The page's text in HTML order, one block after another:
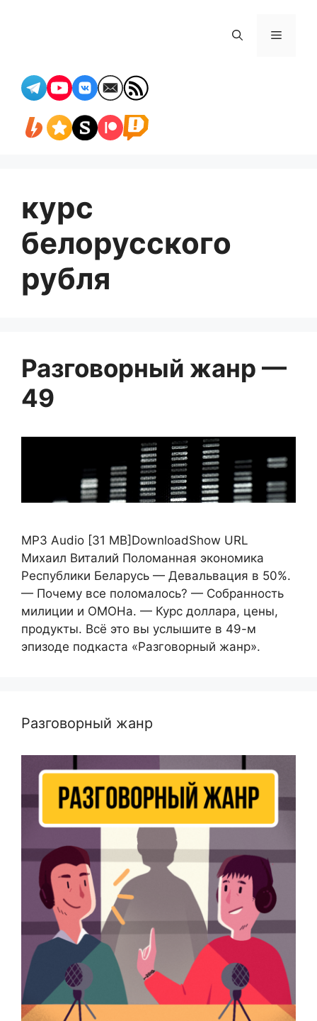
Меню
курс
белорусского
рубля
Разговорный жанр —
49
MP3 Audio [31 MB]DownloadShow URL
Михаил Виталий Поломанная экономика
Республики Беларусь — Девальвация в 50%.
— Почему все поломалось? — Собранность
милиции и ОМОНа. — Курс доллара, цены,
продукты. Всё это вы услышите в 49-м
эпизоде подкаста «Разговорный жанр».
Разговорный жанр